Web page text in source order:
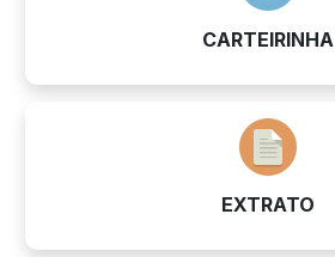
CARTEIRINHA
EXTRATO